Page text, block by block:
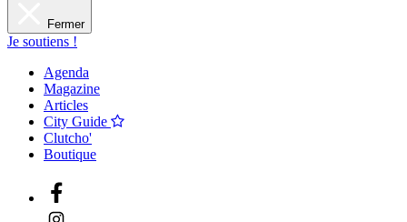
Fermer
Je soutiens !
Agenda
Magazine
Articles
City Guide
Clutcho'
Boutique